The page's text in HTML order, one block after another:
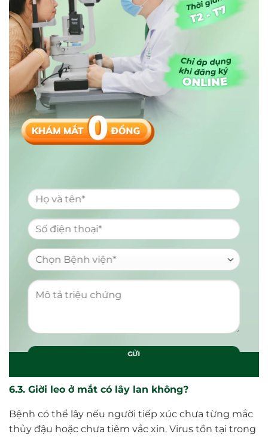
6.3. Giời leo ở mắt có lây lan không?
Bệnh có thể lây nếu người tiếp xúc chưa từng mắc
thủy đậu hoặc chưa tiêm vắc xin. Virus tồn tại trong